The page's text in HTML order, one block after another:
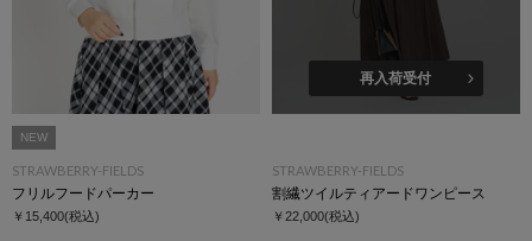
NEW
STRAWBERRY-FIELDS
フリルフードパーカー
￥15,400(税込)
再入荷受付
STRAWBERRY-FIELDS
割繊ツイルティアードワンピース
￥22,000(税込)